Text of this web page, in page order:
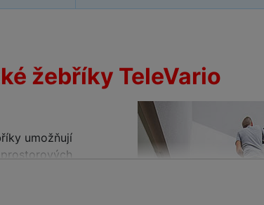
žebříky TeleVario
umožňují
dílů vytváří